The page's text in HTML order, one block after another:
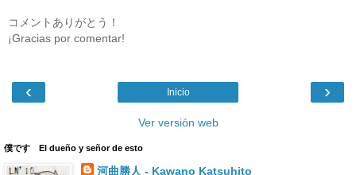
コメントありがとう！
¡Gracias por comentar!
‹ ›
Inicio
Ver versión web
僕です El dueño y señor de esto
河曲勝人 - Kawano Katsuhito